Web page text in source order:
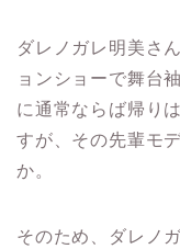
ダレノガレ明美さ
ョンショーで舞台
に通常ならば帰り
すが、その先輩モ
か。
そのため、ダレノ